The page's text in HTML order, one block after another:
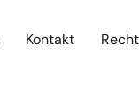
Kontakt